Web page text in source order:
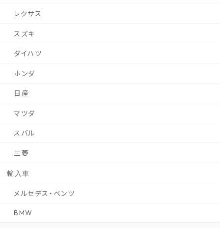
レクサス
スズキ
ダイハツ
ホンダ
日産
マツダ
スバル
三菱
輸入車
メルセデス・ベンツ
BMW